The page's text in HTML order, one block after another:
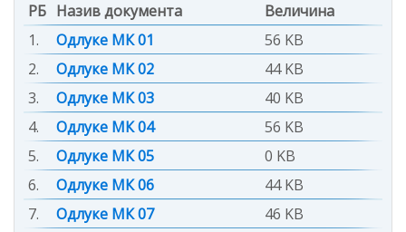
РБ Назив документа
Величина
1.
Одлуке МК 01
56 KB
2.
Одлуке МК 02
44 KB
3.
Одлуке МК 03
40 KB
4.
Одлуке МК 04
56 KB
5.
Одлуке МК 05
0 KB
6.
Одлуке МК 06
44 KB
7.
Одлуке МК 07
46 KB